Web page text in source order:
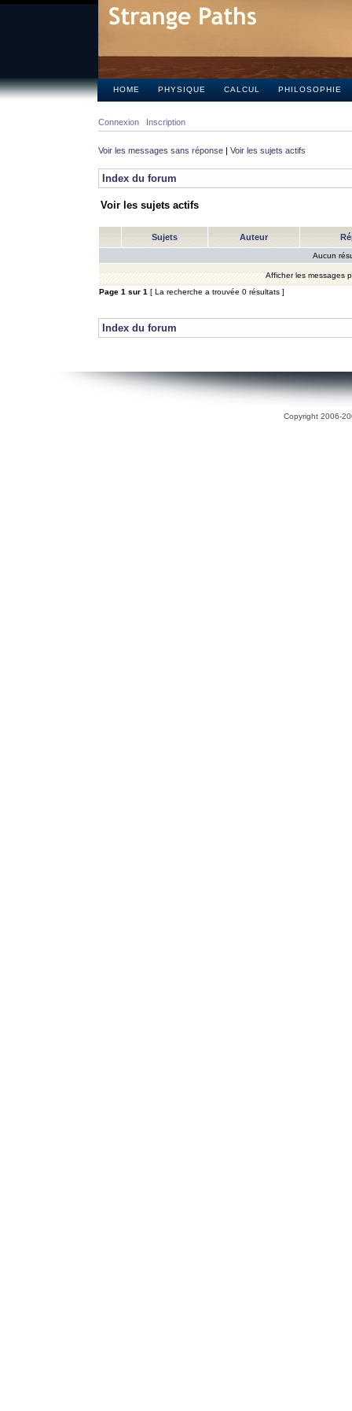
HOME PHYSIQUE CALCUL PHILOSOPHIE
Connexion Inscription
Voir les messages sans réponse | Voir les sujets actifs
Index du forum
Voir les sujets actifs
Sujets Auteur
Aucun
Afficher les messages
Page 1 sur 1 [ La recherche a trouvée 0 résultats ]
Index du forum
Copyright 2006-